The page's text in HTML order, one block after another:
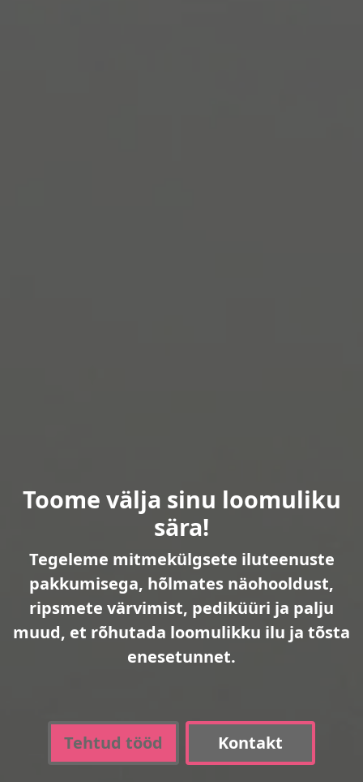
Toome välja sinu loomuliku
sära!
Tegeleme mitmekülgsete iluteenuste
pakkumisega, hõlmates näohooldust,
ripsmete värvimist, pediküüri ja palju
muud, et rõhutada loomulikku ilu ja tõsta
enesetunnet.
Tehtud tööd Kontakt